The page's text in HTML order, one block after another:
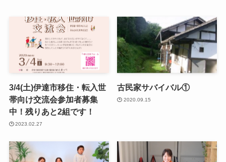
3/4(土)伊達市移住・転入世
帯向け交流会参加者募集
中！残りあと2組です！
2023.02.27
古民家サバイバル①
2020.09.15